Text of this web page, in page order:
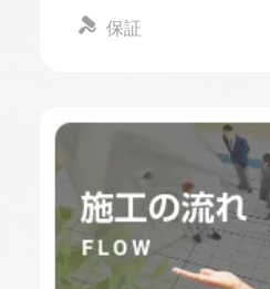
保証